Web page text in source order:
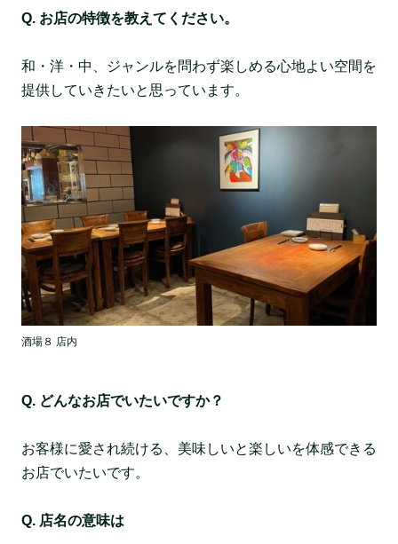
Q. お店の特徴を教えてください。
和・洋・中、ジャンルを問わず楽しめる心地よい空間を
提供していきたいと思っています。
酒場８ 店内
Q. どんなお店でいたいですか？
お客様に愛され続ける、美味しいと楽しいを体感できる
お店でいたいです。
Q. 店名の意味は